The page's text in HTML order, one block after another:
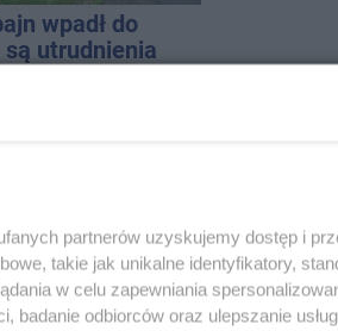
wpadł do
są utrudnienia
wyda 75 tys. zł.
sesyjną. Co się
partnerów uzyskujemy dostęp i
takie jak unikalne identyfikatory,
w celu zapewniania
odbiorców oraz ulepszanie